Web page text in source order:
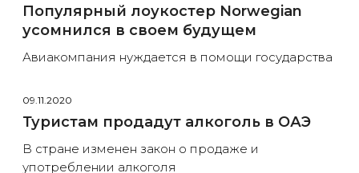
Популярный лоукостер Norwegian
усомнился в своем будущем
Авиакомпания нуждается в помощи государства
09.11.2020
Туристам продадут алкоголь в ОАЭ
В стране изменен закон о продаже и
употреблении алкоголя